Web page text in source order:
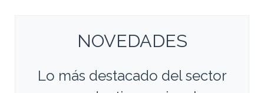
NOVEDADES
Lo más destacado del sector